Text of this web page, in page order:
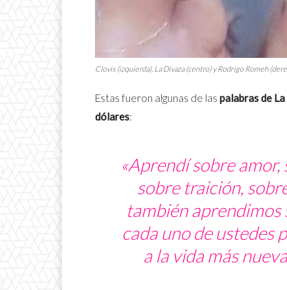
Clovis (izquierda), La Divaza (centro) y Rodrigo Romeh
Estas fueron algunas de las palabras de
dólares:
«Aprendí sobre
sobre traición,
también
cada uno de ustedes
a la vida más